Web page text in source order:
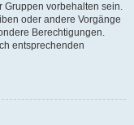
Gruppen vorbehalten sein.
oder andere Vorgänge
Berechtigungen.
entsprechenden